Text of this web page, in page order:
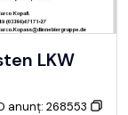
LKW
anunț: 268553